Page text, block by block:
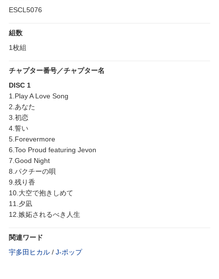
ESCL5076
組数
1枚組
チャプター番号／チャプター名
DISC 1
1.Play A Love Song
2.あなた
3.初恋
4.誓い
5.Forevermore
6.Too Proud featuring Jevon
7.Good Night
8.パクチーの唄
9.残り香
10.大空で抱きしめて
11.夕凪
12.嫉妬されるべき人生
関連ワード
宇多田ヒカル / J‐ポップ